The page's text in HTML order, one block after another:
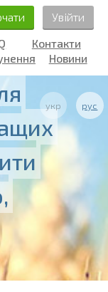
Контакти
Новини
Увійти
укр рус